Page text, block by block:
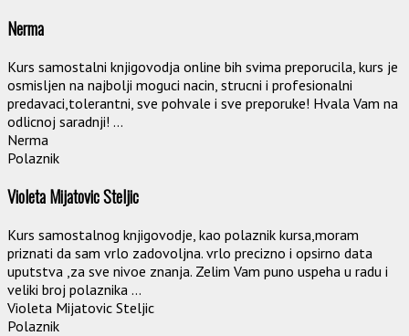
Nerma
Kurs samostalni knjigovodja online bih svima preporucila, kurs je
osmisljen na najbolji moguci nacin, strucni i profesionalni
predavaci,tolerantni, sve pohvale i sve preporuke! Hvala Vam na
odlicnoj saradnji! ...
Nerma
Polaznik
Violeta Mijatovic Steljic
Kurs samostalnog knjigovodje, kao polaznik kursa,moram
priznati da sam vrlo zadovoljna. vrlo precizno i opsirno data
uputstva ,za sve nivoe znanja. Zelim Vam puno uspeha u radu i
veliki broj polaznika ...
Violeta Mijatovic Steljic
Polaznik